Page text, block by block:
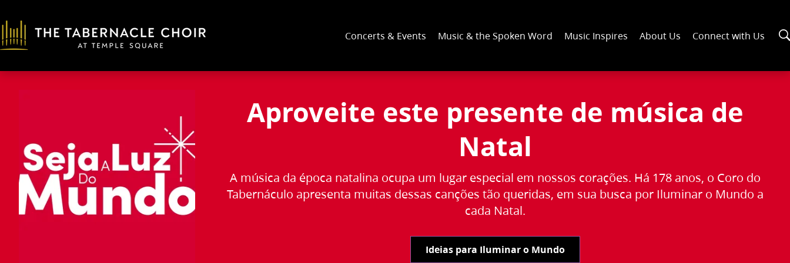
Concerts & Events Music & the Spoken Word Music Inspires About Us Connect with Us
Aproveite este presente de música de
Natal
A música da época natalina ocupa um lugar especial em nossos corações. Há 178 anos, o Coro do
Tabernáculo apresenta muitas dessas canções tão queridas, em sua busca por Iluminar o Mundo a
cada Natal.
Ideias para Iluminar o Mundo